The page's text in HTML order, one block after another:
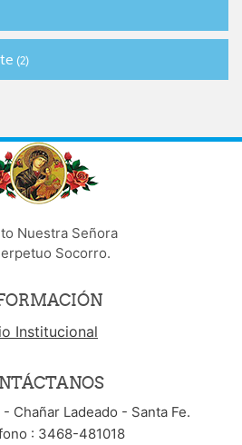
(2)
Nuestra Señora
Socorro.
Institucional
Chañar Ladeado - Santa Fe.
: 3468-481018